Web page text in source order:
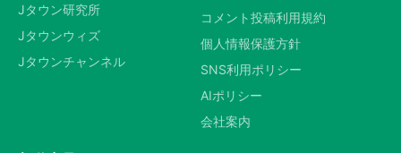
Jタウン研究所
Jタウンウィズ
Jタウンチャンネル
コメント投稿利用規約
個人情報保護方針
SNS利用ポリシー
AIポリシー
会社案内